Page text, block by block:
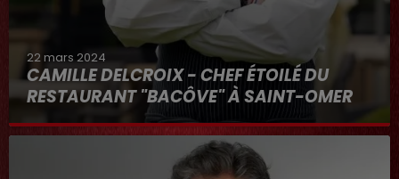
22 mars 2024
CAMILLE DELCROIX - CHEF ÉTOILÉ DU
RESTAURANT "BACÔVE" À SAINT-OMER
Au micro d'Hervé dans "RDL ET VOUS"